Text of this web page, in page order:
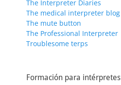
The Interpreter Diaries
The medical interpreter blog
The mute button
The Professional Interpreter
Troublesome terps
Formación para intérpretes